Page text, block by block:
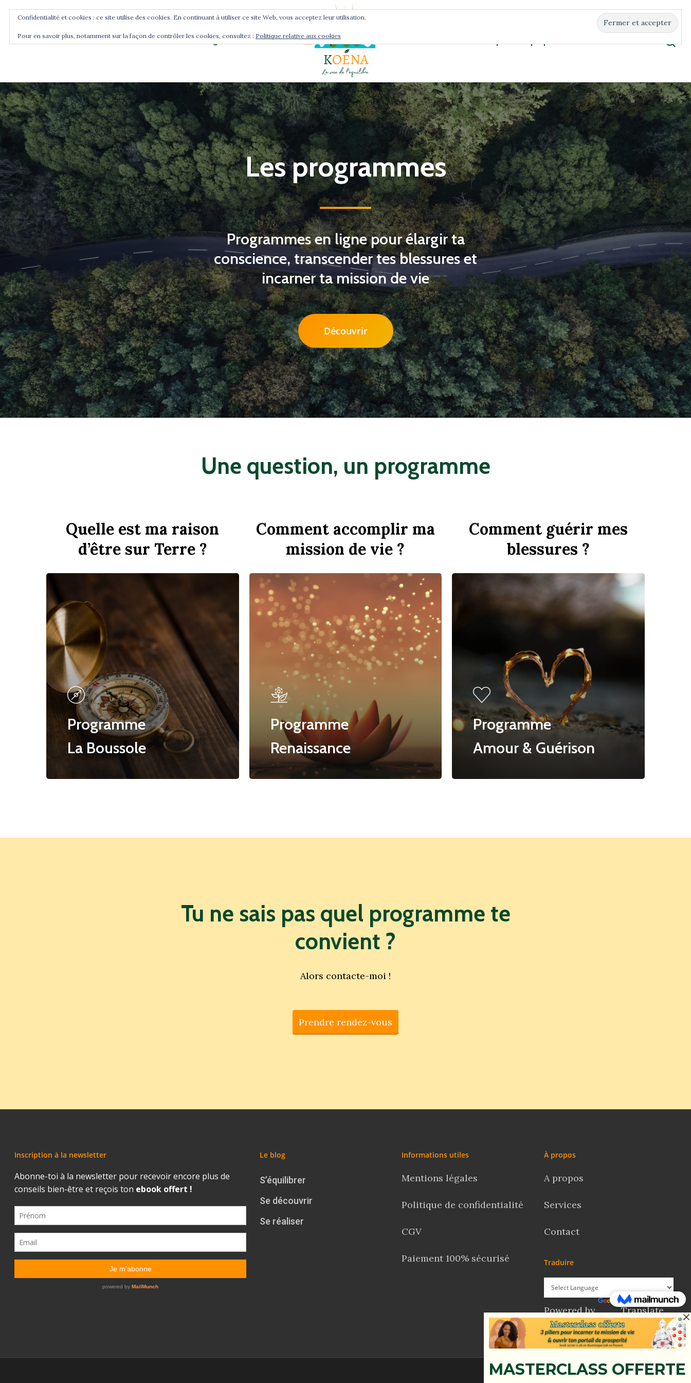
Hit enter to search or ESC to close
Accueil Commence ici Blog Podcast
Les programmes
Programmes en ligne pour élargir ta
conscience, transcender tes blessures et
incarner ta mission de vie
Découvrir
Une question, un programme
Quelle est ma raison
d’être sur Terre ?
Programme
La Boussole
Comment accomplir ma
mission de vie ?
Programme
Renaissance
Comment guérir mes
blessures ?
Programme
Amour & Guérison
Tu ne sais pas quel programme te
convient ?
Alors contacte-moi !
Prendre rendez-vous
Inscription à la newsletter Le blog
S’équilibrer
Se découvrir
Se réaliser
Informations utiles
Mentions légales
Politique de confidentialité
CGV
Paiement 100% sécurisé
À propos
A propos
Services
Contact
Traduire
Powered by Translate
Confidentialité et cookies : ce site utilise des cookies. En continuant à utiliser ce site Web, vous acceptez leur utilisation.
Pour en savoir plus, notamment sur la façon de contrôler les cookies, consultez : Politique relative aux cookies